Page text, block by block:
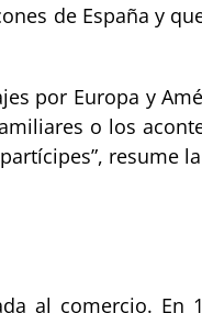
de España y
por Europa y
o los
resume
al comercio. En